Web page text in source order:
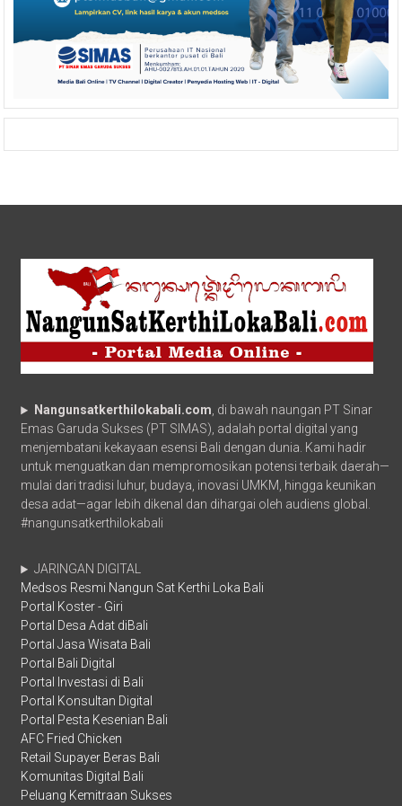
Nangunsatkerthilokabali.com, di bawah naungan PT Sinar
Emas Garuda Sukses (PT SIMAS), adalah portal digital yang
menjembatani kekayaan esensi Bali dengan dunia. Kami hadir
untuk menguatkan dan mempromosikan potensi terbaik daerah—
mulai dari tradisi luhur, budaya, inovasi UMKM, hingga keunikan
desa adat—agar lebih dikenal dan dihargai oleh audiens global.
#nangunsatkerthilokabali
JARINGAN DIGITAL
Medsos Resmi Nangun Sat Kerthi Loka Bali
Portal Koster - Giri
Portal Desa Adat diBali
Portal Jasa Wisata Bali
Portal Bali Digital
Portal Investasi di Bali
Portal Konsultan Digital
Portal Pesta Kesenian Bali
AFC Fried Chicken
Retail Supayer Beras Bali
Komunitas Digital Bali
Peluang Kemitraan Sukses